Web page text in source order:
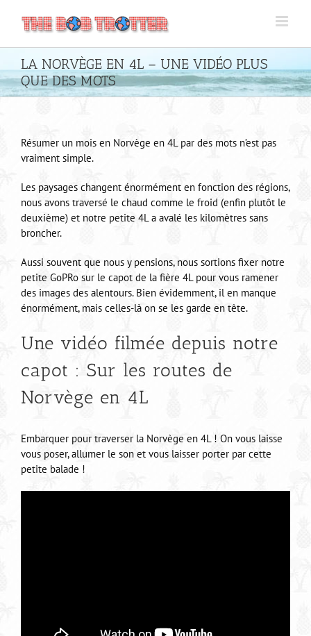
contenu
LA NORVÈGE EN 4L – UNE VIDÉO PLUS
QUE DES MOTS
Résumer un mois en Norvège en 4L par des mots n’est pas
vraiment simple.
Les paysages changent énormément en fonction des régions,
nous avons traversé le chaud comme le froid (enfin plutôt le
deuxième) et notre petite 4L a avalé les kilomètres sans
broncher.
Aussi souvent que nous y pensions, nous sortions fixer notre
petite GoPRo sur le capot de la fière 4L pour vous ramener
des images des alentours. Bien évidemment, il en manque
énormément, mais celles-là on se les garde en tête.
Une vidéo filmée depuis notre
capot : Sur les routes de
Norvège en 4L
Embarquer pour traverser la Norvège en 4L ! On vous laisse
vous poser, allumer le son et vous laisser porter par cette
petite balade !